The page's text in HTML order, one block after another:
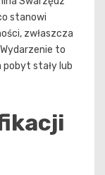
stanowi
zwłaszcza
to
stały lub